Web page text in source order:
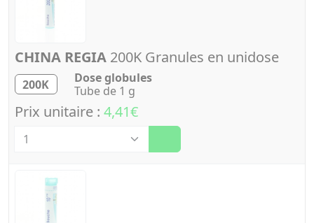
CHINA REGIA 200K Granules en unidose
200K
Dose globules
Tube de 1 g
Prix unitaire : 4,41€